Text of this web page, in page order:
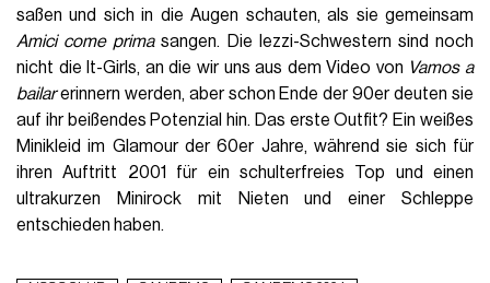
saßen und sich in die Augen schauten, als sie gemeinsam
Amici come primasangen. Die Iezzi-Schwestern sind noch
nicht die It-Girls, an die wir uns aus dem Video von Vamos a
bailarerinnern werden, aber schon Ende der 90er deuten sie
auf ihr beißendes Potenzial hin. Das erste Outfit? Ein weißes
Minikleid im Glamour der 60er Jahre, während sie sich für
ihren Auftritt 2001 für ein schulterfreies Top und einen
ultrakurzen Minirock mit Nieten und einer Schleppe
entschieden haben.